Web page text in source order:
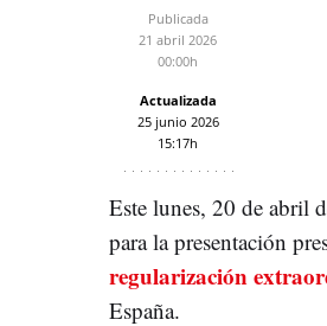
Publicada
21 abril 2026
00:00h
Actualizada
25 junio 2026
15:17h
Este lunes, 20 de abril
para la presentación
regularización
España.